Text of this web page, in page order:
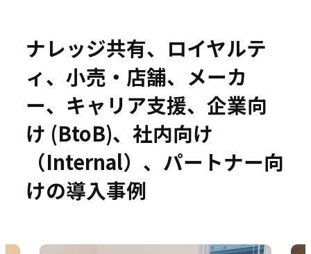
セミナー
お役立ち情報
ナレッジ共有、ロイヤルテ
ィ、小売・店舗、メーカ
ー、キャリア支援、企業向
け (BtoB)、社内向け
（Internal）、パートナー向
けの導入事例